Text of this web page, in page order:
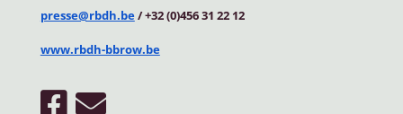
presse@rbdh.be/ +32 (0)456 31 22 12
www.rbdh-bbrow.be